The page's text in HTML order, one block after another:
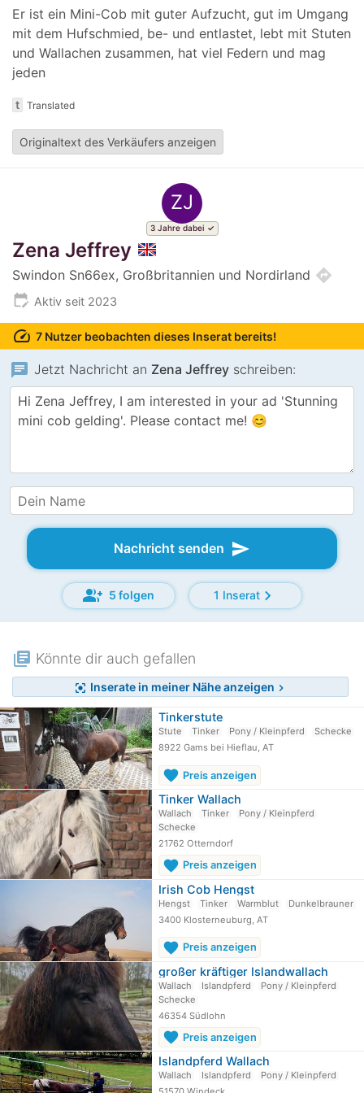
Er ist ein Mini-Cob mit guter Aufzucht, gut im Umgang
mit dem Hufschmied, be- und entlastet, lebt mit Stuten
und Wallachen zusammen, hat viel Federn und mag
jeden
t Translated
Originaltext des Verkäufers anzeigen
ZJ
3 Jahre dabei
Zena Jeffrey
Swindon Sn66ex, Großbritannien und Nordirland directions
edit_calendar Aktiv seit 2023
speed 7 Nutzer beobachten dieses Inserat bereits!
chat Jetzt Nachricht an Zena Jeffrey schreiben:
Nachricht senden send
group_add 5 folgen 1 Inseratchevron_right
library_books Könnte dir auch gefallen
center_focus_strong Inserate in meiner Nähe anzeigen chevron_right
Tinkerstute
Stute Tinker Pony / Kleinpferd
Schecke
8922 Gams bei Hieflau, AT
favorite Preis anzeigen
Tinker Wallach
Wallach Tinker
Pony / Kleinpferd
Schecke
21762 Otterndorf
favorite Preis anzeigen
Irish Cob Hengst
Hengst Tinker Warmblut
Dunkelbrauner
3400 Klosterneuburg, AT
favorite Preis anzeigen
großer kräftiger Islandwallach
Wallach Islandpferd
Pony / Kleinpferd
Schecke
46354 Südlohn
favorite Preis anzeigen
Islandpferd Wallach
Wallach Islandpferd
Pony / Kleinpferd